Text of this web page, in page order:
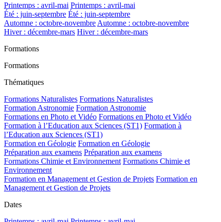
Printemps : avril-mai Printemps : avril-mai
Été : juin-septembre Été : juin-septembre
Automne : octobre-novembre Automne : octobre-novembre
Hiver : décembre-mars Hiver : décembre-mars
Formations
Formations
Thématiques
Formations Naturalistes Formations Naturalistes
Formation Astronomie Formation Astronomie
Formations en Photo et Vidéo Formations en Photo et Vidéo
Formation à l’Education aux Sciences (ST1) Formation à
l’Education aux Sciences (ST1)
Formation en Géologie Formation en Géologie
Préparation aux examens Préparation aux examens
Formations Chimie et Environnement Formations Chimie et
Environnement
Formation en Management et Gestion de Projets Formation en
Management et Gestion de Projets
Dates